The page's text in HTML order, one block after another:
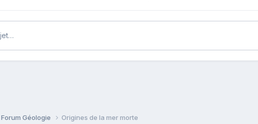
Forum Géologie Origines de la mer morte